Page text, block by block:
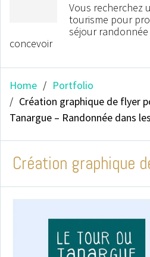
Vous recherchez
tourisme pour
séjour randonnée
concevoir
Home
Portfolio
Création graphique de flyer
Tanargue – Randonnée dans
Création graphique